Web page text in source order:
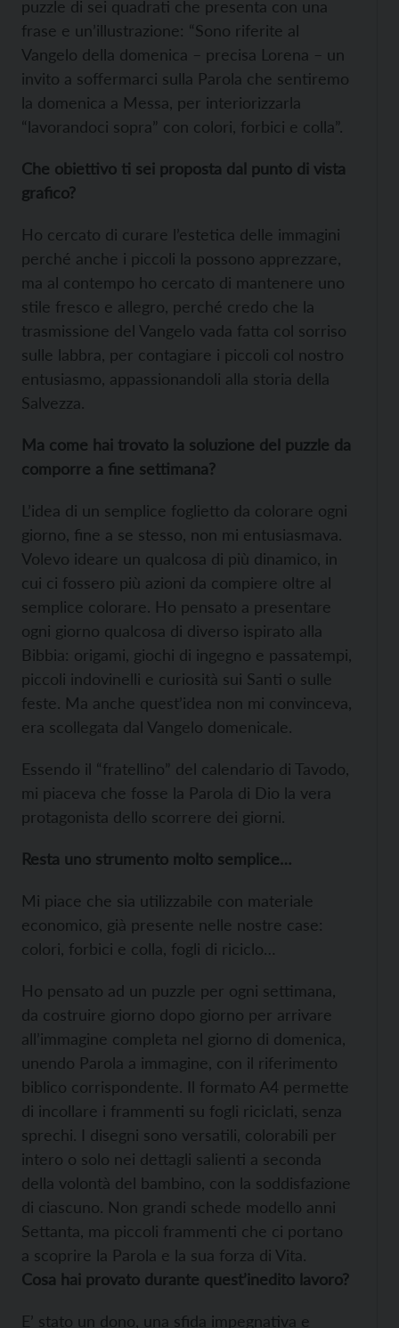
puzzle di sei quadrati che presenta con una
frase e un’illustrazione: “Sono riferite al
Vangelo della domenica – precisa Lorena – un
invito a soffermarci sulla Parola che sentiremo
la domenica a Messa, per interiorizzarla
“lavorandoci sopra” con colori, forbici e colla”.
Che obiettivo ti sei proposta dal punto di vista
grafico?
Ho cercato di curare l’estetica delle immagini
perché anche i piccoli la possono apprezzare,
ma al contempo ho cercato di mantenere uno
stile fresco e allegro, perché credo che la
trasmissione del Vangelo vada fatta col sorriso
sulle labbra, per contagiare i piccoli col nostro
entusiasmo, appassionandoli alla storia della
Salvezza.
Ma come hai trovato la soluzione del puzzle da
comporre a fine settimana?
L’idea di un semplice foglietto da colorare ogni
giorno, fine a se stesso, non mi entusiasmava.
Volevo ideare un qualcosa di più dinamico, in
cui ci fossero più azioni da compiere oltre al
semplice colorare. Ho pensato a presentare
ogni giorno qualcosa di diverso ispirato alla
Bibbia: origami, giochi di ingegno e passatempi,
piccoli indovinelli e curiosità sui Santi o sulle
feste. Ma anche quest’idea non mi convinceva,
era scollegata dal Vangelo domenicale.
Essendo il “fratellino” del calendario di Tavodo,
mi piaceva che fosse la Parola di Dio la vera
protagonista dello scorrere dei giorni.
Resta uno strumento molto semplice…
Mi piace che sia utilizzabile con materiale
economico, già presente nelle nostre case:
colori, forbici e colla, fogli di riciclo…
Ho pensato ad un puzzle per ogni settimana,
da costruire giorno dopo giorno per arrivare
all’immagine completa nel giorno di domenica,
unendo Parola a immagine, con il riferimento
biblico corrispondente. Il formato A4 permette
di incollare i frammenti su fogli riciclati, senza
sprechi. I disegni sono versatili, colorabili per
intero o solo nei dettagli salienti a seconda
della volontà del bambino, con la soddisfazione
di ciascuno. Non grandi schede modello anni
Settanta, ma piccoli frammenti che ci portano
a scoprire la Parola e la sua forza di Vita.
Cosa hai provato durante quest’inedito lavoro?
E’ stato un dono, una sfida impegnativa e